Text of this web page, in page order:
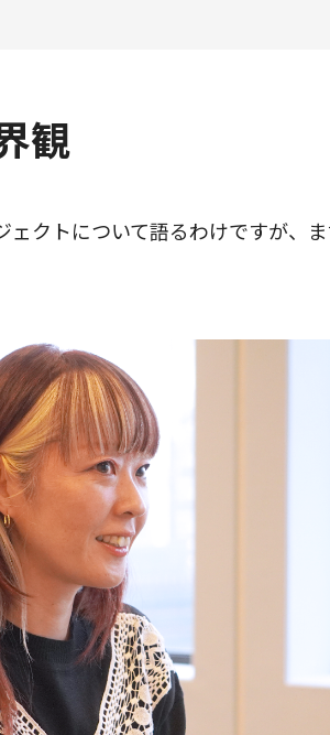
観
ェクトについて語るわけですが、